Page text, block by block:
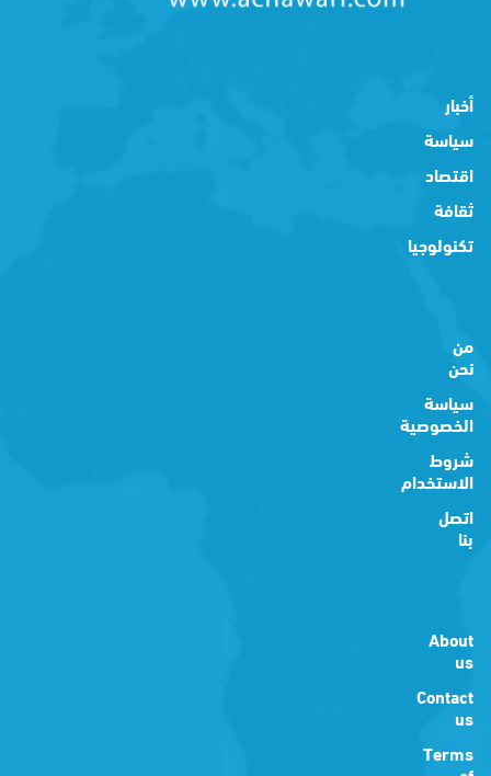
أخبار
سياسة
اقتصاد
ثقافة
تكنولوجيا
من
نحن
سياسة
الخصوصية
شروط
الاستخدام
اتصل
بنا
About
us
Contact
us
Terms